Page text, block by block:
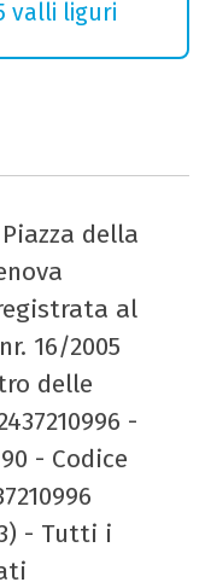
valli liguri
della
al
16/2005
delle
-
- Codice
- Tutti i